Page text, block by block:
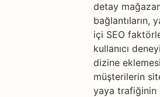
detay
bağlantıların,
içi SEO
kullanıcı
dizine
müşterilerin
yaya trafiğinin